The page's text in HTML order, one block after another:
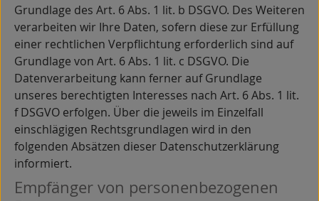
Grundlage des Art. 6 Abs. 1 lit. b DSGVO. Des Weiteren
verarbeiten wir Ihre Daten, sofern diese zur Erfüllung
einer rechtlichen Verpflichtung erforderlich sind auf
Grundlage von Art. 6 Abs. 1 lit. c DSGVO. Die
Datenverarbeitung kann ferner auf Grundlage
unseres berechtigten Interesses nach Art. 6 Abs. 1 lit.
f DSGVO erfolgen. Über die jeweils im Einzelfall
einschlägigen Rechtsgrundlagen wird in den
folgenden Absätzen dieser Datenschutzerklärung
informiert.
Empfänger von personenbezogenen